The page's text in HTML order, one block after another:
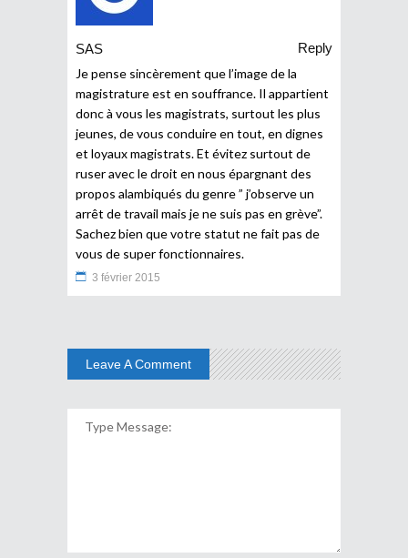
SAS
Reply
Je pense sincèrement que l’image de la
magistrature est en souffrance. Il appartient
donc à vous les magistrats, surtout les plus
jeunes, de vous conduire en tout, en dignes
et loyaux magistrats. Et évitez surtout de
ruser avec le droit en nous épargnant des
propos alambiqués du genre ” j’observe un
arrêt de travail mais je ne suis pas en grève”.
Sachez bien que votre statut ne fait pas de
vous de super fonctionnaires.
3 février 2015
Leave A Comment